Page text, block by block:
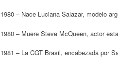
1980 – Nace Luciana Salazar, modelo
1980 – Muere Steve McQueen, actor
1981 – La CGT Brasil, encabezada por